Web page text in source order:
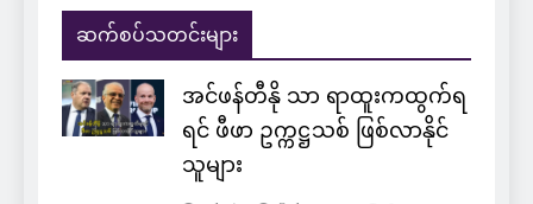
ဆက်စပ်သတင်းများ
အင်ဖန်တီနို သာ ရာထူးကထွက်ရ
ရင် ဖီဖာ ဥက္ကဋ္ဌသစ် ဖြစ်လာနိုင်
သူများ